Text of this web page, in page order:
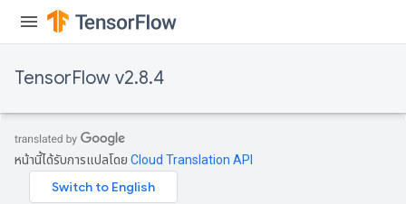
TensorFlow v2.8.4
หน้านี้ได้รับการแปลโดย Cloud Translation API